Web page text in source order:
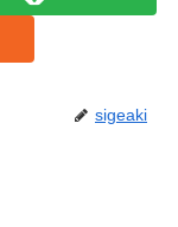
sigeaki